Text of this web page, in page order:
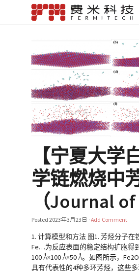
【宁夏大学
学链燃烧中
（Journal
Posted2023年3月23日 ·Add Comment
1. 计算模型和方法 图1. 芳烃分子
Fe…为反应表面的稳定结构扩胞得
100 Å×100 Å×50 Å。如图所示，
具有代表性的4种多环芳烃，这些